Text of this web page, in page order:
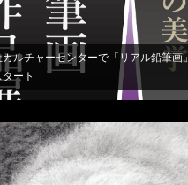
ルチャーセンターで「リアル鉛筆画」
ート